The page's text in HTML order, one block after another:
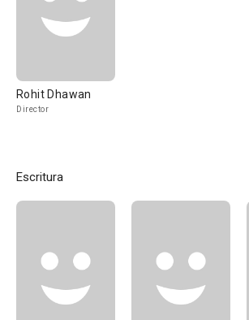
Rohit Dhawan
Director
Escritura